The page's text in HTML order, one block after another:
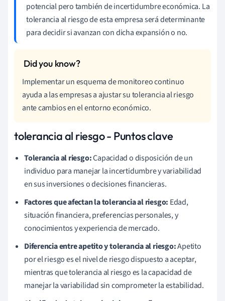
potencial pero también de incertidumbre económica. La
tolerancia al riesgo de esta empresa será determinante
para decidir si avanzan con dicha expansión o no.
Implementar un esquema de monitoreo continuo
ayuda a las empresas a ajustar su tolerancia al riesgo
ante cambios en el entorno económico.
tolerancia al riesgo - Puntos clave
Tolerancia al riesgo:Capacidad o disposición de un
individuo para manejar la incertidumbre y variabilidad
en sus inversiones o decisiones financieras.
Factores que afectan la tolerancia al riesgo: Edad,
situación financiera, preferencias personales, y
conocimientos y experiencia de mercado.
Diferencia entre apetito y tolerancia al riesgo:Apetito
por el riesgo es el nivel de riesgo dispuesto a aceptar,
mientras que tolerancia al riesgo es la capacidad de
manejar la variabilidad sin comprometer la estabilidad.